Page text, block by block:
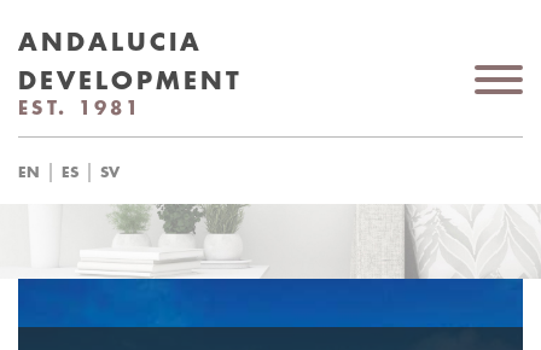
ANDALUCIA
DEVELOPMENT
EST. 1981
EN | ES | SV